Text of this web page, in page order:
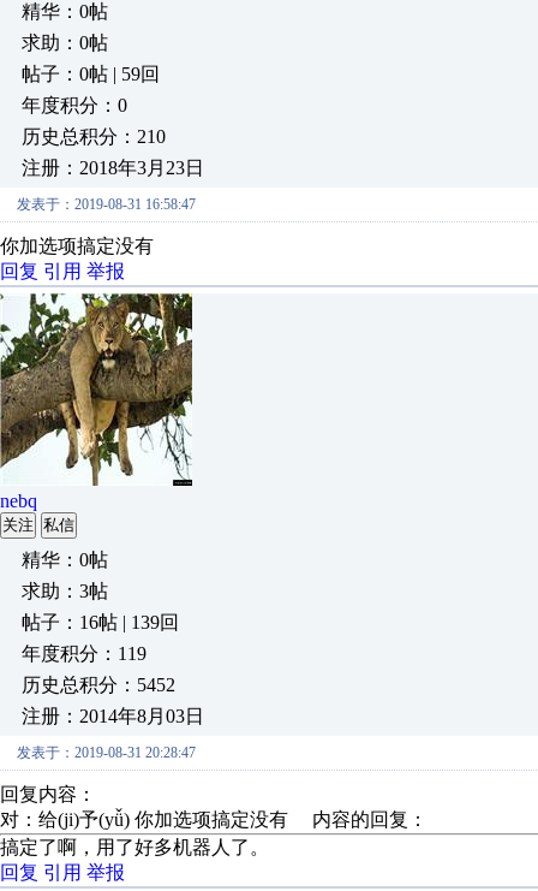
精华：0帖
求助：0帖
帖子：0帖 | 59回
年度积分：0
历史总积分：210
注册：2018年3月23日
发表于：2019-08-31 16:58:47
你加选项搞定没有
回复 引用 举报
nebq
关注 私信
精华：0帖
求助：3帖
帖子：16帖 | 139回
年度积分：119
历史总积分：5452
注册：2014年8月03日
发表于：2019-08-31 20:28:47
回复内容：
对：给(ji)予(yǚ) 你加选项搞定没有 内容的回复：
搞定了啊，用了好多机器人了。
回复 引用 举报